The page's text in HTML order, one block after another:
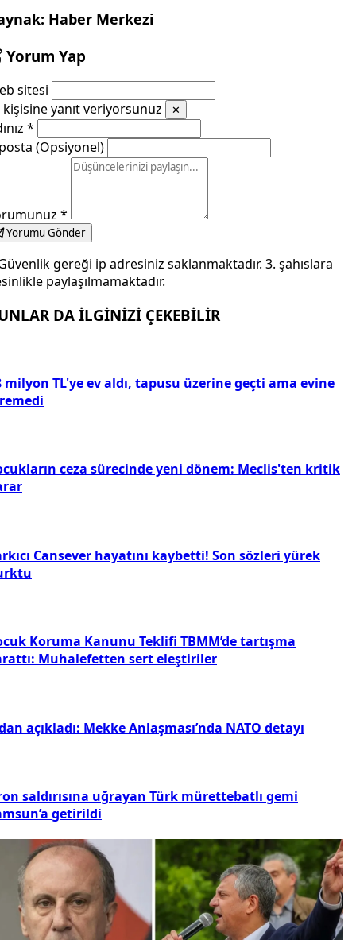
Haber Merkezi
Yorum Yap
sitesi
kişisine yanıt veriyorsunuz
✕
*
(Opsiyonel)
*
Yorumu Gönder
gereği ip adresiniz saklanmaktadır. 3. şahıslara
paylaşılmamaktadır.
DA İLGİNİZİ ÇEKEBİLİR
milyon TL'ye ev aldı, tapusu üzerine geçti ama evine
ceza sürecinde yeni dönem: Meclis'ten kritik
Cansever hayatını kaybetti! Son sözleri yürek
Koruma Kanunu Teklifi TBMM’de tartışma
Muhalefetten sert eleştiriler
açıkladı: Mekke Anlaşması’nda NATO detayı
saldırısına uğrayan Türk mürettebatlı gemi
getirildi